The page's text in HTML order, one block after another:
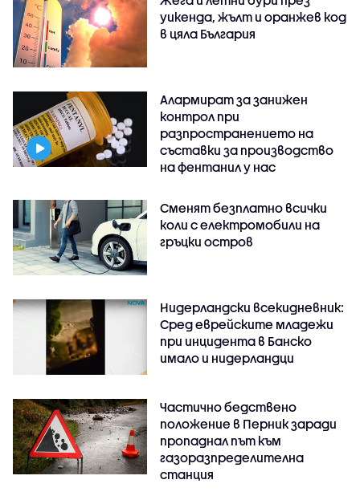
уикенда, жълт и оранжев код
в цяла България
Алармират за занижен
контрол при
разпространението на
съставки за производство
на фентанил у нас
Сменят безплатно всички
коли с електромобили на
гръцки остров
Нидерландски всекидневник:
Сред еврейските младежи
при инцидента в Банско
имало и нидерландци
Частично бедствено
положение в Перник заради
пропаднал път към
газоразпределителна
станция